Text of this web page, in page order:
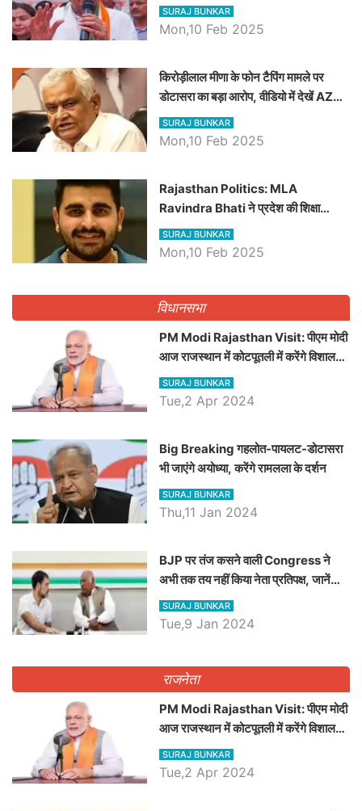
SURAJ BUNKAR
Mon,10 Feb 2025
किरोड़ीलाल मीणा के फोन टैपिंग मामले पर
डोटासरा का बड़ा आरोप, वीडियो में देखें AZ
बड़ी खबरें
SURAJ BUNKAR
Mon,10 Feb 2025
Rajasthan Politics: MLA
Ravindra Bhati ने प्रदेश की शिक्षा
व्यवस्था पर उठाए सवाल, Madan
Dilawar पर हमला करते हुए गिनवाये खाली
SURAJ BUNKAR
Mon,10 Feb 2025
विधानसभा
PM Modi Rajasthan Visit: पीएम मोदी
आज राजस्थान में कोटपूतली में करेंगे विशाल
रैली, एक सभा से 8 सीटों पर साधेगें निशाना
SURAJ BUNKAR
Tue,2 Apr 2024
Big Breaking गहलोत-पायलट-डोटासरा
भी जाएंगे अयोध्या, करेंगे रामलला के दर्शन
SURAJ BUNKAR
Thu,11 Jan 2024
BJP पर तंज कसने वाली Congress ने
अभी तक तय नहीं किया नेता प्रतिपक्ष, जानें
कौन होगा दावेदार
SURAJ BUNKAR
Tue,9 Jan 2024
राजनेता
PM Modi Rajasthan Visit: पीएम मोदी
आज राजस्थान में कोटपूतली में करेंगे विशाल
रैली, एक सभा से 8 सीटों पर साधेगें निशाना
SURAJ BUNKAR
Tue,2 Apr 2024